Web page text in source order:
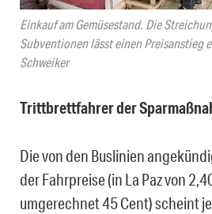
Einkauf am Gemüsestand. Die
Subventionen lässt einen Preisanstieg
Schweiker
Trittbrettfahrer der
Die von den Buslinien
der Fahrpreise (in La Paz von
umgerechnet 45 Cent) scheint